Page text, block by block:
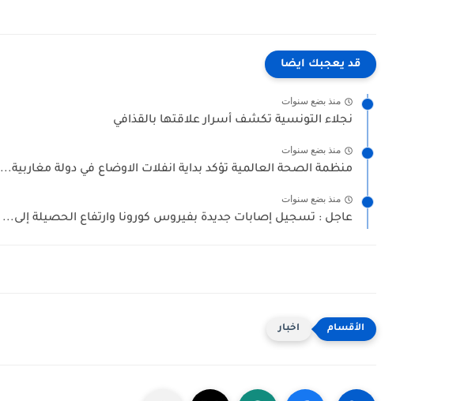
قد يعجبك ايضا
منذ بضع سنوات
نجلاء التونسية تكشف أسرار علاقتها بالقذافي
منذ بضع سنوات
منظمة الصحة العالمية تؤكد بداية انفلات الاوضاع في دولة مغاربية...
منذ بضع سنوات
عاجل : تسجيل إصابات جديدة بفيروس كورونا وارتفاع الحصيلة إلى...
اخبار